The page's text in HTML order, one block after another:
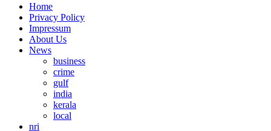
Home
Privacy Policy
Impressum
About Us
News
business
crime
gulf
india
kerala
local
nri